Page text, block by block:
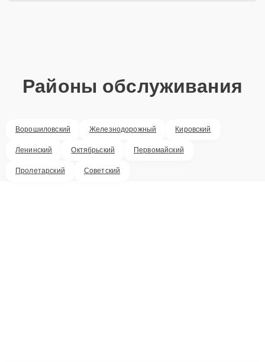
Районы обслуживания
Ворошиловский Железнодорожный Кировский
Ленинский Октябрьский Первомайский
Пролетарский Советский